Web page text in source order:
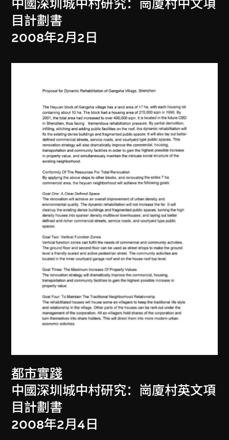
中國深圳城中村研究：崗廈村中文項
目計劃書
2008年2月2日
都市實踐
中國深圳城中村研究：崗廈村英文項
目計劃書
2008年2月4日